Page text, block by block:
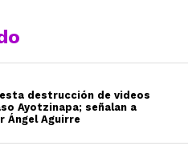
destrucción de videos
Ayotzinapa; señalan a
Ángel Aguirre